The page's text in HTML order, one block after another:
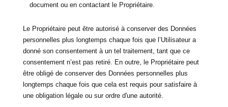
document ou en contactant le Propriétaire.
Le Propriétaire peut être autorisé à conserver des Données
personnelles plus longtemps chaque fois que l’Utilisateur a
donné son consentement à un tel traitement, tant que ce
consentement n’est pas retiré. En outre, le Propriétaire peut
être obligé de conserver des Données personnelles plus
longtemps chaque fois que cela est requis pour satisfaire à
une obligation légale ou sur ordre d'une autorité.